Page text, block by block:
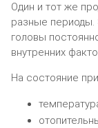
Один и тот же
разные периоды.
головы
внутренних
На состояние